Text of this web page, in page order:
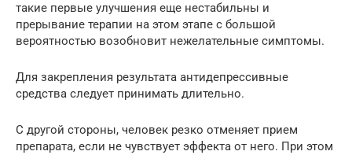
такие первые улучшения еще нестабильны и
прерывание терапии на этом этапе с большой
вероятностью возобновит нежелательные симптомы.
Для закрепления результата антидепрессивные
средства следует принимать длительно.
С другой стороны, человек резко отменяет прием
препарата, если не чувствует эффекта от него. При этом